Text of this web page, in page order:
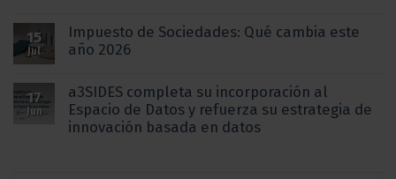
15
Jul
Impuesto de Sociedades: Qué cambia este
año 2026
17
Jun
a3SIDES completa su incorporación al
Espacio de Datos y refuerza su estrategia de
innovación basada en datos